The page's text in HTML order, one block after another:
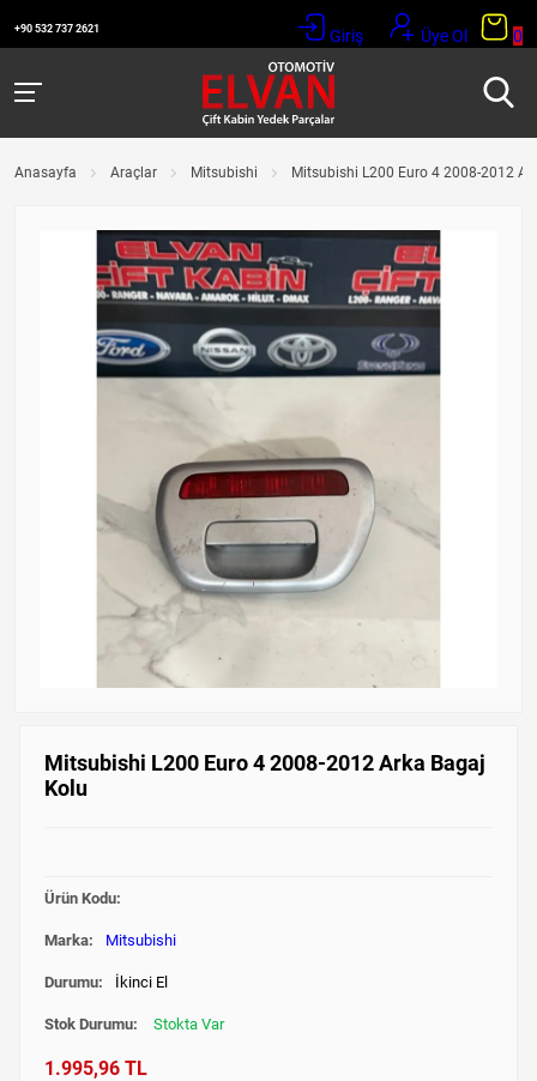
+90 532 737 2621 Giriş Üye Ol 0
Anasayfa Araçlar Mitsubishi Mitsubishi L200 Euro 4 2008-2012
Mitsubishi L200 Euro 4 2008-2012 Arka Bagaj
Kolu
Ürün Kodu:
Marka: Mitsubishi
Durumu: İkinci El
Stok Durumu: Stokta Var
1.995,96 TL